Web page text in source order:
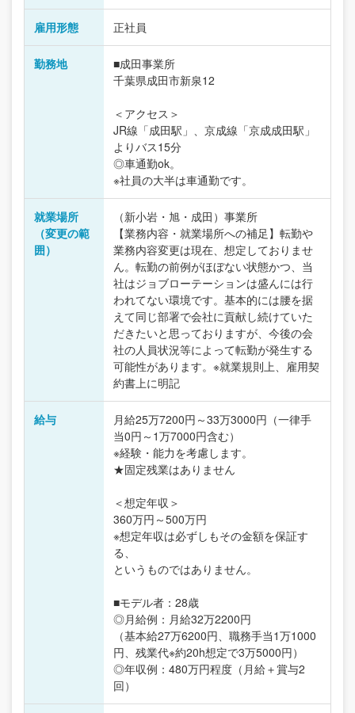
雇用形態 正社員
勤務地
■成田事業所
千葉県成田市新泉12
＜アクセス＞
JR線「成田駅」、京成線「京成成田駅」
よりバス15分
◎車通勤ok。
※社員の大半は車通勤です。
就業場所
（変更の範
囲）
（新小岩・旭・成田）事業所
【業務内容・就業場所への補足】転勤や
業務内容変更は現在、想定しておりませ
ん。転勤の前例がほぼない状態かつ、当
社はジョブローテーションは盛んには行
われてない環境です。基本的には腰を据
えて同じ部署で会社に貢献し続けていた
だきたいと思っておりますが、今後の会
社の人員状況等によって転勤が発生する
可能性があります。※就業規則上、雇用契
約書上に明記
給与
月給25万7200円～33万3000円（一律手
当0円～1万7000円含む）
※経験・能力を考慮します。
★固定残業はありません
＜想定年収＞
360万円～500万円
※想定年収は必ずしもその金額を保証す
る、
というものではありません。
■モデル者：28歳
◎月給例：月給32万2200円
（基本給27万6200円、職務手当1万1000
円、残業代※約20h想定で3万5000円）
◎年収例：480万円程度（月給＋賞与2
回）